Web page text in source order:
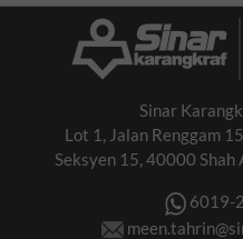
Sinar
Lot 1, Jalan Renggam
Seksyen 15, 40000 Shah
6019-